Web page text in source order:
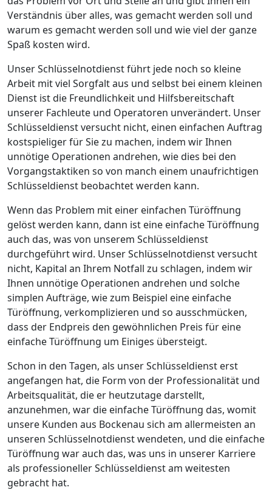
Verständnis über alles, was gemacht werden soll und
warum es gemacht werden soll und wie viel der ganze
Spaß kosten wird.
Unser Schlüsselnotdienst führt jede noch so kleine
Arbeit mit viel Sorgfalt aus und selbst bei einem kleinen
Dienst ist die Freundlichkeit und Hilfsbereitschaft
unserer Fachleute und Operatoren unverändert. Unser
Schlüsseldienst versucht nicht, einen einfachen Auftrag
kostspieliger für Sie zu machen, indem wir Ihnen
unnötige Operationen andrehen, wie dies bei den
Vorgangstaktiken so von manch einem unaufrichtigen
Schlüsseldienst beobachtet werden kann.
Wenn das Problem mit einer einfachen Türöffnung
gelöst werden kann, dann ist eine einfache Türöffnung
auch das, was von unserem Schlüsseldienst
durchgeführt wird. Unser Schlüsselnotdienst versucht
nicht, Kapital an Ihrem Notfall zu schlagen, indem wir
Ihnen unnötige Operationen andrehen und solche
simplen Aufträge, wie zum Beispiel eine einfache
Türöffnung, verkomplizieren und so ausschmücken,
dass der Endpreis den gewöhnlichen Preis für eine
einfache Türöffnung um Einiges übersteigt.
Schon in den Tagen, als unser Schlüsseldienst erst
angefangen hat, die Form von der Professionalität und
Arbeitsqualität, die er heutzutage darstellt,
anzunehmen, war die einfache Türöffnung das, womit
unsere Kunden aus Bockenau sich am allermeisten an
unseren Schlüsselnotdienst wendeten, und die einfache
Türöffnung war auch das, was uns in unserer Karriere
als professioneller Schlüsseldienst am weitesten
gebracht hat.